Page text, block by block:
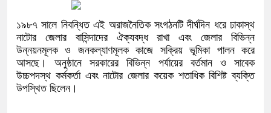
১৯৮৭ সালে নিবন্ধিত এই অরাজনৈতিক সংগঠনটি দীর্ঘদিন ধরে ঢাকাস্থ
নাটোর জেলার বাসিন্দাদের ঐক্যবদ্ধ রাখা এবং জেলার বিভিন্ন
উন্নয়নমূলক ও জনকল্যাণমূলক কাজে সক্রিয় ভূমিকা পালন করে
আসছে। অনুষ্ঠানে সরকারের বিভিন্ন পর্যায়ের বর্তমান ও সাবেক
উচ্চপদস্থ কর্মকর্তা এবং নাটোর জেলার কয়েক শতাধিক বিশিষ্ট ব্যক্তি
উপস্থিত ছিলেন।